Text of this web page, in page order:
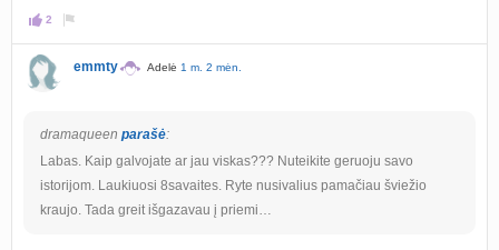
2
emmty Adelė 1 m. 2 mėn.
dramaqueen parašė:
Labas. Kaip galvojate ar jau viskas??? Nuteikite geruoju savo
istorijom. Laukiuosi 8savaites. Ryte nusivalius pamačiau šviežio
kraujo. Tada greit išgazavau į priemi…